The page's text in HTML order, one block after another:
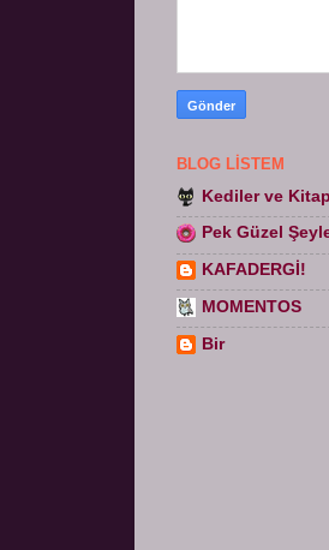
BLOG LISTEM
Kediler ve
Pek Güzel
KAFADERGİ!
MOMENTOS
Bir